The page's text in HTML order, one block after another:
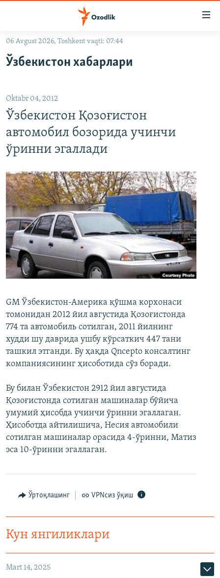
Асосий
Қидиришга
ўтинг
OZODLIK SURISHTIRUVLARI
На русском
Озодлик бошқа тилларда
06 Avgust 2026, Toshkent vaqti: 07:44
Ўзбекистон хабарлари
Oktabr 04, 2012
Ўзбекистон Қозоғистон
автомобил бозорида учинчи
ўринни эгаллади
GM Ўзбекистон-Америка қўшма корхонаси
томонидан 2012 йил августида Қозоғистонда
774 та автомобиль сотилган, 2011 йилнинг
худди шу даврида ушбу кўрсаткич 447 тани
ташкил этганди. Бу ҳақда Qncepto консалтинг
компаниясининг ҳисоботида сўз боради.
Бу билан Ўзбекистон 2912 йил августида
Қозоғистонда сотилган машиналар бўйича
умумий ҳисобда учинчи ўринни эгаллаган.
Ҳисоботда айтилишича, Несия автомобили
сотилган машиналар орасида 4-ўринни, Матиз
эса 10-ўринни эгаллаган.
Ўртоқлашинг VPNсиз ўқиш
Кун янгиликлари
Mart 14, 2025